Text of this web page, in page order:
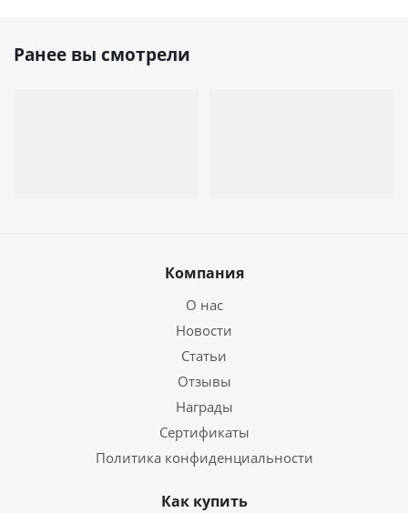
Ранее вы смотрели
Компания
О нас
Новости
Статьи
Отзывы
Награды
Сертификаты
Политика конфиденциальности
Как купить